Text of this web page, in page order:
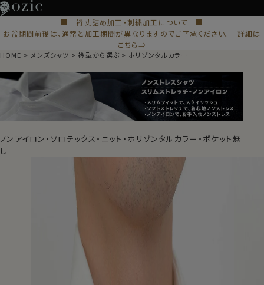
■ 裄丈詰め加工・刺繍加工について ■
お盆期間前後は、通常と加工期間が異なりますのでご了承ください。 詳細は
こちら⇒
HOME メンズシャツ 衿型から選ぶ ホリゾンタルカラー
ノンアイロン・ソロテックス・ニット・ホリゾンタルカラー・ポケット無
し